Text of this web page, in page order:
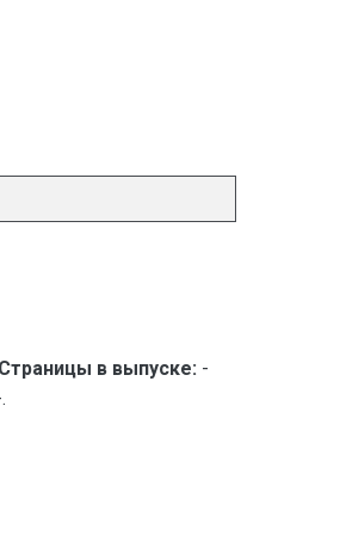
Страницы в выпуске: -